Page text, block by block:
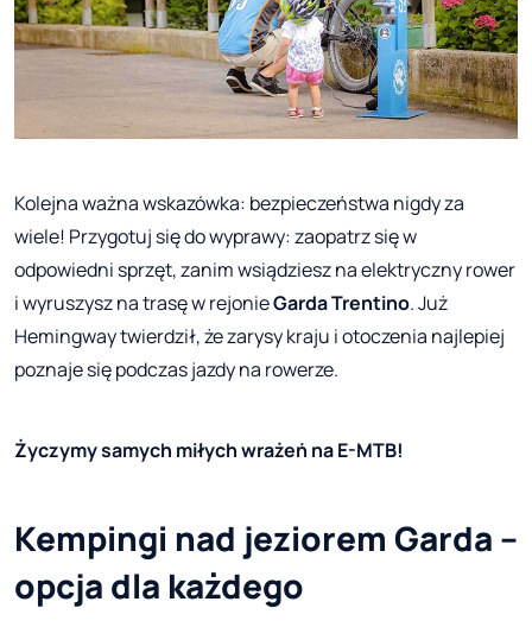
Kolejna ważna wskazówka: bezpieczeństwa nigdy za
wiele! Przygotuj się do wyprawy: zaopatrz się w
odpowiedni sprzęt, zanim wsiądziesz na elektryczny rower
i wyruszysz na trasę w rejonieGarda Trentino. Już
Hemingway twierdził, że zarysy kraju i otoczenia najlepiej
poznaje się podczas jazdy na rowerze.
Życzymy samych miłych wrażeń na E-MTB!
Kempingi nad jeziorem Garda –
opcja dla każdego